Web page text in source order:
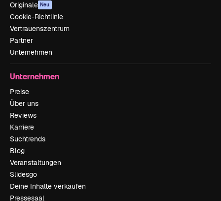
Originale Neu
Cookie-Richtlinie
Vertrauenszentrum
Partner
Unternehmen
Unternehmen
Preise
Über uns
Reviews
Karriere
Suchtrends
Blog
Veranstaltungen
Slidesgo
Deine Inhalte verkaufen
Pressesaal